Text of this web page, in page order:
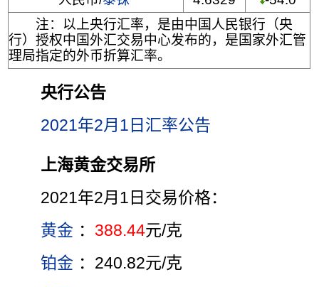
注：以上央行汇率，是由中国人民银行（央
行）授权中国外汇交易中心发布的，是国家外汇管
理局指定的外币折算汇率。
央行公告
2021年2月1日汇率公告
上海黄金交易所
2021年2月1日交易价格：
黄金 ： 388.44元/克
铂金 ：240.82元/克